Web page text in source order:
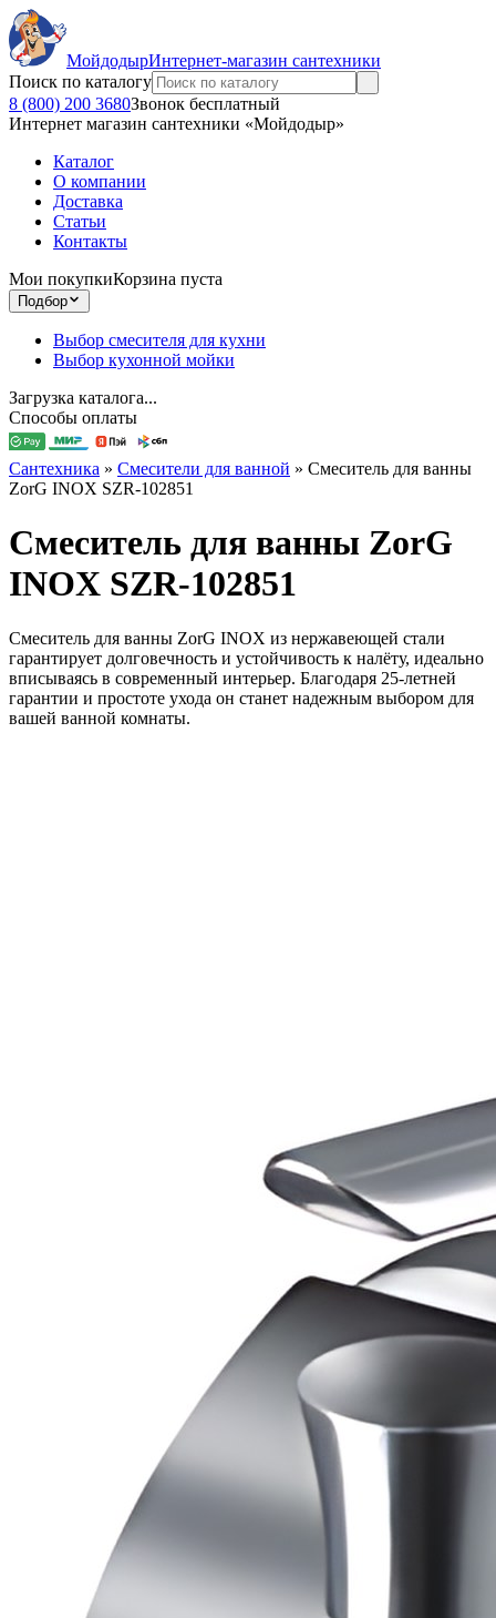
МойдодырИнтернет-магазин сантехники
Поиск по каталогу
8 (800) 200 3680Звонок бесплатный
Интернет магазин сантехники «Мойдодыр»
Каталог
О компании
Доставка
Статьи
Контакты
Мои покупкиКорзина пуста
Подбор
Выбор смесителя для кухни
Выбор кухонной мойки
Загрузка каталога...
Способы оплаты
Сантехника » Смесители для ванной » Смеситель для ванны
ZorG INOX SZR-102851
Смеситель для ванны ZorG
INOX SZR-102851
Смеситель для ванны ZorG INOX из нержавеющей стали
гарантирует долговечность и устойчивость к налёту, идеально
вписываясь в современный интерьер. Благодаря 25-летней
гарантии и простоте ухода он станет надежным выбором для
вашей ванной комнаты.